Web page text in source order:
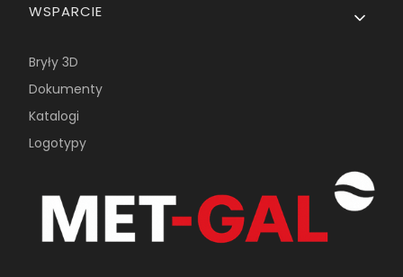
WSPARCIE
Bryły 3D
Dokumenty
Katalogi
Logotypy